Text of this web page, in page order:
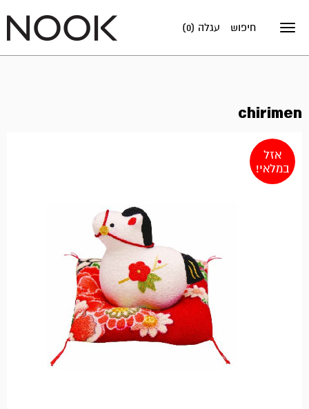
Toggle
עגלה (0) חיפוש
chirimen
אזל
במלאי!